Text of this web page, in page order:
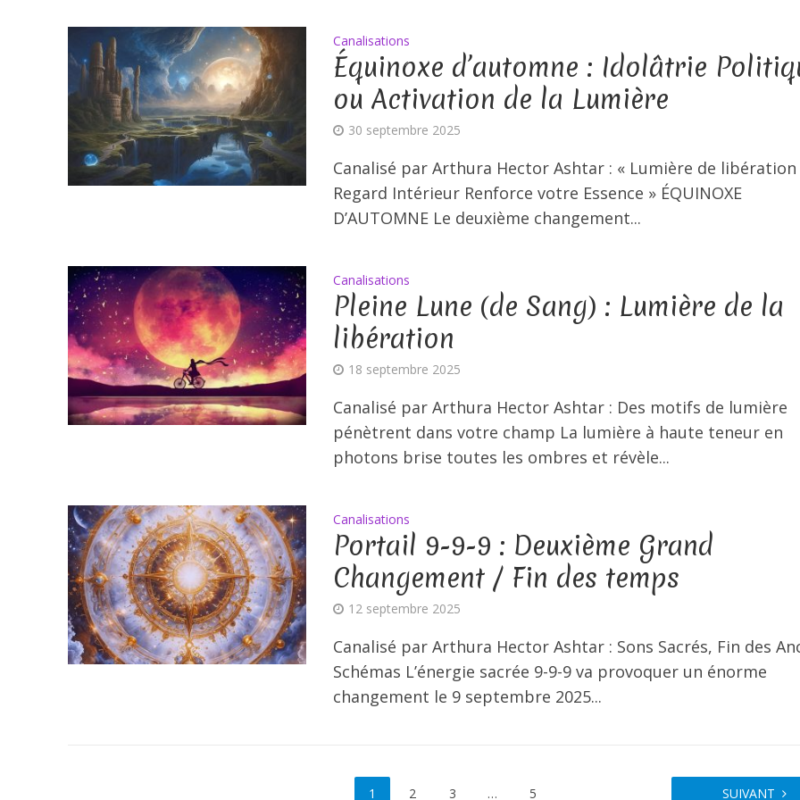
Canalisations
Équinoxe d’automne : Idolâtrie
ou Activation de la Lumière
30 septembre 2025
Canalisé par Arthura Hector Ashtar : « Lumière de libération
Regard Intérieur Renforce votre Essence » ÉQUINOXE
D’AUTOMNE Le deuxième changement...
Canalisations
Pleine Lune (de Sang) : Lumière de la
libération
18 septembre 2025
Canalisé par Arthura Hector Ashtar : Des motifs de lumière
pénètrent dans votre champ La lumière à haute teneur en
photons brise toutes les ombres et révèle...
Canalisations
Portail 9-9-9 : Deuxième Grand
Changement / Fin des temps
12 septembre 2025
Canalisé par Arthura Hector Ashtar : Sons Sacrés, Fin des
Schémas L’énergie sacrée 9-9-9 va provoquer un énorme
changement le 9 septembre 2025...
1 2 3 … 5 SUIVANT